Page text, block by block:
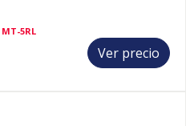
5RL
Ver precio